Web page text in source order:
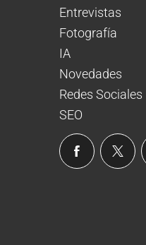
Entrevistas
Fotografía
IA
Novedades
Redes Sociales
SEO